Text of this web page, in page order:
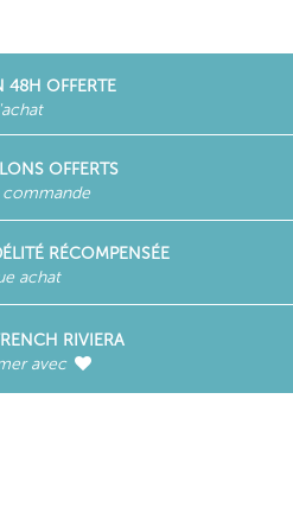
48H OFFERTE
OFFERTS
RÉCOMPENSÉE
achat
RIVIERA
avec